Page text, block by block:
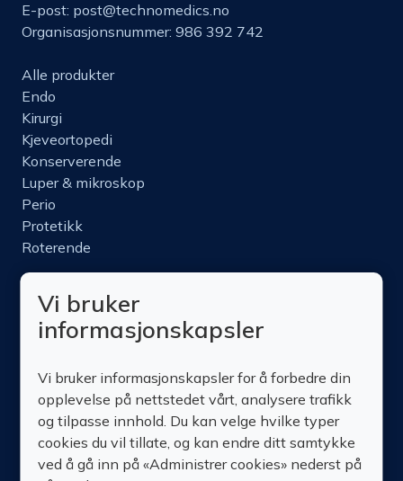
E-post: post@technomedics.no
Organisasjonsnummer: 986 392 742
Alle produkter
Endo
Kirurgi
Kjeveortopedi
Konserverende
Luper & mikroskop
Perio
Protetikk
Roterende
Produktinfo
Kurs
Kontakt oss
Vi bruker
informasjonskapsler
Vi bruker informasjonskapsler for å forbedre din
opplevelse på nettstedet vårt, analysere trafikk
og tilpasse innhold. Du kan velge hvilke typer
cookies du vil tillate, og kan endre ditt samtykke
ved å gå inn på «Administrer cookies» nederst på